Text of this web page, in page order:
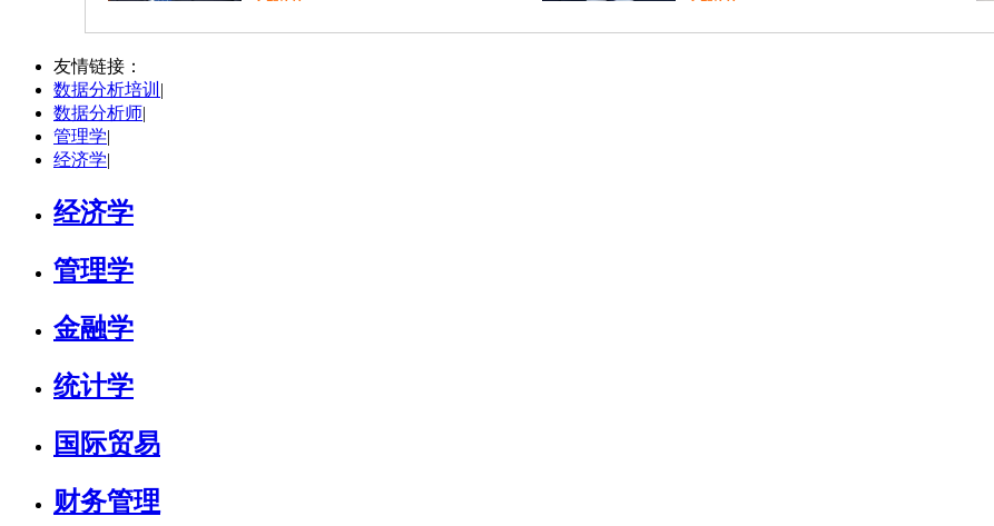
陈传红 武汉市 何斌锋 苏州市
友情链接：
数据分析培训 |
数据分析师|
管理学|
经济学|
经济学
管理学
金融学
统计学
国际贸易
财务管理